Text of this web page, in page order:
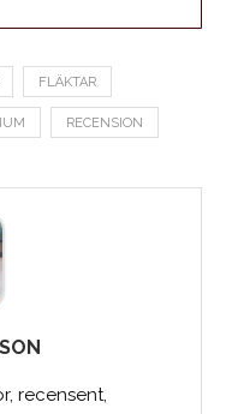
FLÄKTAR
RECENSION
recensent,